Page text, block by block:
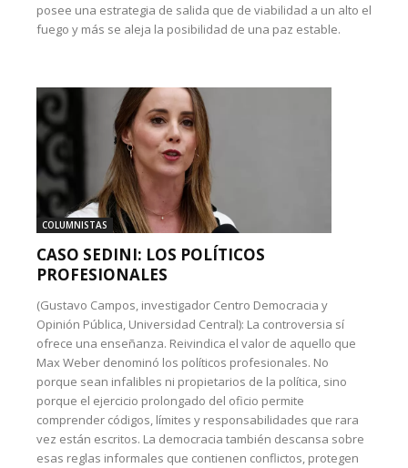
posee una estrategia de salida que de viabilidad a un alto el
fuego y más se aleja la posibilidad de una paz estable.
COLUMNISTAS
CASO SEDINI: LOS POLÍTICOS
PROFESIONALES
(Gustavo Campos, investigador Centro Democracia y
Opinión Pública, Universidad Central): La controversia sí
ofrece una enseñanza. Reivindica el valor de aquello que
Max Weber denominó los políticos profesionales. No
porque sean infalibles ni propietarios de la política, sino
porque el ejercicio prolongado del oficio permite
comprender códigos, límites y responsabilidades que rara
vez están escritos. La democracia también descansa sobre
esas reglas informales que contienen conflictos, protegen